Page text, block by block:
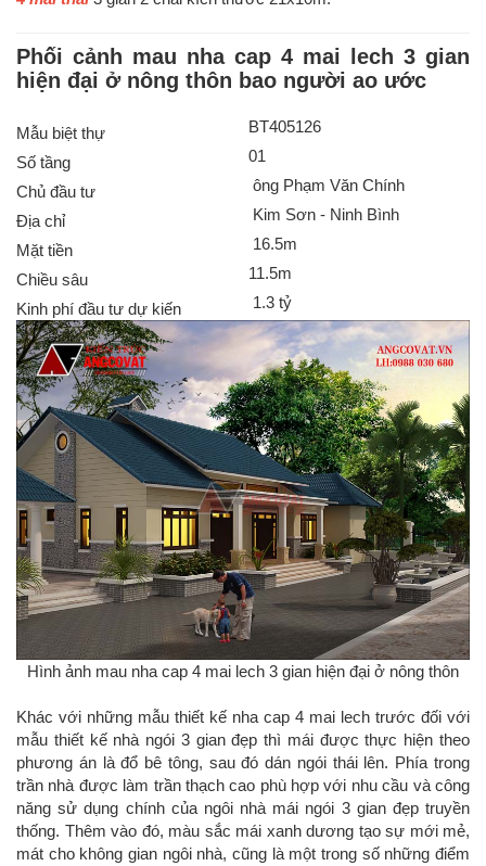
Phối cảnh mau nha cap 4 mai lech 3 gian
hiện đại ở nông thôn bao người ao ước
Mẫu biệt thự
BT405126
Số tầng
01
Chủ đầu tư
ông Phạm Văn Chính
Địa chỉ
Kim Sơn - Ninh Bình
Mặt tiền
16.5m
Chiều sâu
11.5m
Kinh phí đầu tư dự kiến
1.3 tỷ
Hình ảnh mau nha cap 4 mai lech 3 gian hiện đại ở nông thôn
Khác với những mẫu thiết kế nha cap 4 mai lech trước đối với
mẫu thiết kế nhà ngói 3 gian đẹp thì mái được thực hiện theo
phương án là đổ bê tông, sau đó dán ngói thái lên. Phía trong
trần nhà được làm trần thạch cao phù hợp với nhu cầu và công
năng sử dụng chính của ngôi nhà mái ngói 3 gian đẹp truyền
thống. Thêm vào đó, màu sắc mái xanh dương tạo sự mới mẻ,
mát cho không gian ngôi nhà, cũng là một trong số những điểm